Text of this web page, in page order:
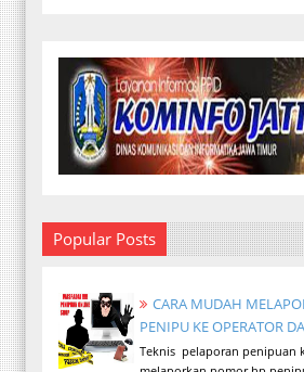
Popular Posts
CARA MUDAH
PENIPU KE OPERATOR
Teknis pelaporan penipuan